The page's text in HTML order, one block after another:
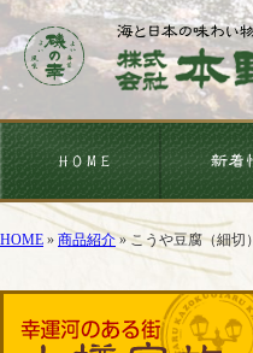
HOME » 商品紹介 »こうや豆腐（細切）